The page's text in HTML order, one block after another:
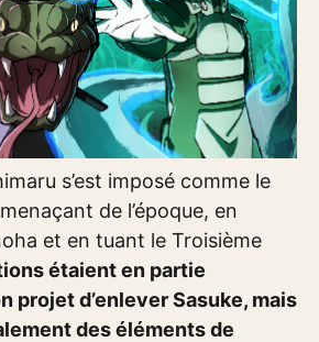
s’est imposé comme le
de l’époque, en
et en tuant le Troisième
étaient en partie
projet d’enlever Sasuke, mais
des éléments de